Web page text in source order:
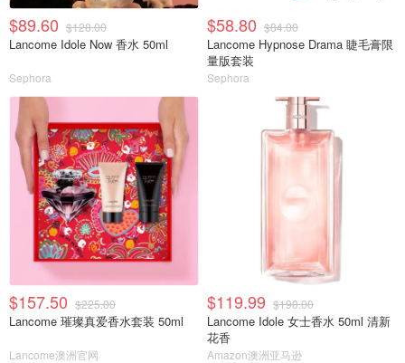
$89.60 $128.00
Lancome Idole Now 香水 50ml
Sephora
$58.80 $84.00
Lancome Hypnose Drama 睫毛膏限
量版套装
Sephora
$157.50 $225.00
Lancome 璀璨真爱香水套装 50ml
Lancome澳洲官网
$119.99 $190.00
Lancome Idole 女士香水 50ml 清新
花香
Amazon澳洲亚马逊